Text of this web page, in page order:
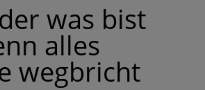
was bist
alles
wegbricht